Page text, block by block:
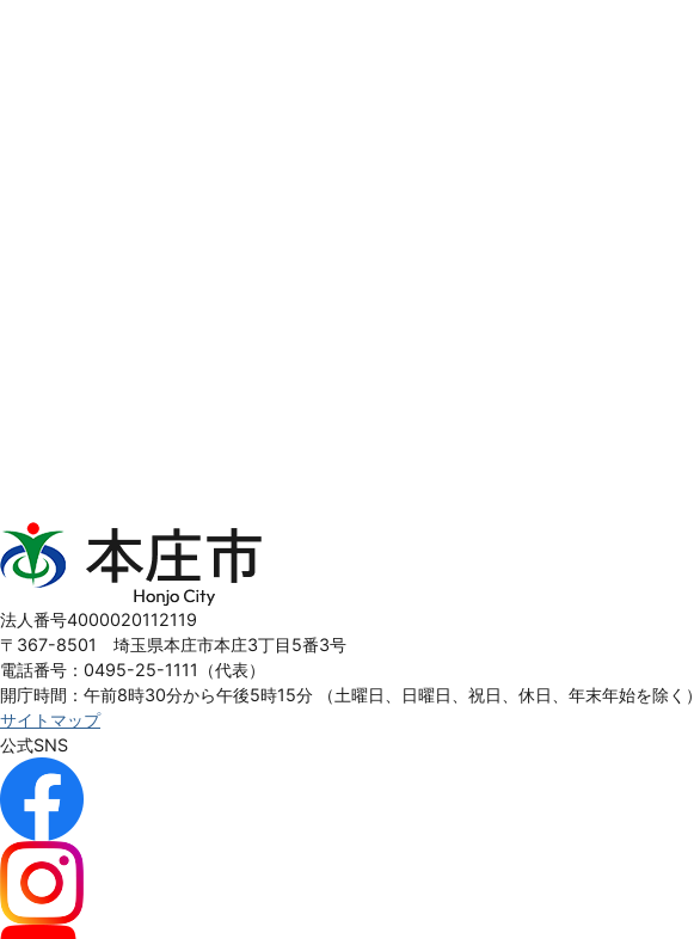
本
庄
Honjo
City
法人番号4000020112119
〒367-8501 埼玉県本庄市本庄3丁目5番3号
電話番号：0495-25-1111（代表）
開庁時間：午前8時30分から午後5時15分
（土曜日、日曜日、祝日、休日、年末年始を除く）
サイトマップ
公式SNS